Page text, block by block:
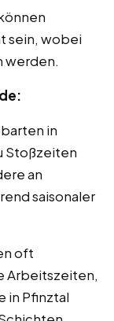
sein, wobei
werden.
in
Stoßzeiten
an
saisonaler
oft
Arbeitszeiten,
in Pfinztal